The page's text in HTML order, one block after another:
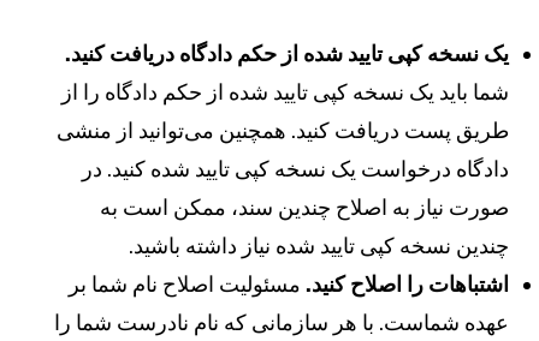
یک نسخه کپی تایید شده از حکم دادگاه دریافت کنید.
شما باید یک نسخه کپی تایید شده از حکم دادگاه را از
طریق پست دریافت کنید. همچنین می‌توانید از منشی
دادگاه درخواست یک نسخه کپی تایید شده کنید. در
صورت نیاز به اصلاح چندین سند، ممکن است به
چندین نسخه کپی تایید شده نیاز داشته باشید.
اشتباهات را اصلاح کنید.مسئولیت اصلاح نام شما بر
عهده شماست. با هر سازمانی که نام نادرست شما را